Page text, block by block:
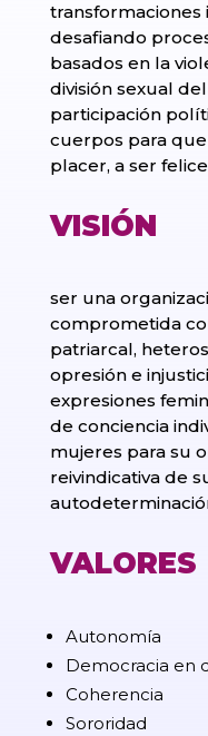
transformaciones
desafiando
basados en la
división sexual
participación
cuerpos para
placer, a ser
VISIÓN
ser una
comprometida
patriarcal,
opresión e
expresiones
de conciencia
mujeres para su
reivindicativa de
VALORES
Autonomía
Democracia en
Coherencia
Sororidad